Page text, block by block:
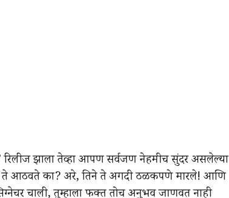
झाला तेव्हा आपण सर्वजण नेहमीच सुंदर असलेल्या
ते आठवते का? अरे, तिने ते अगदी ठळकपणे मारले! आणि